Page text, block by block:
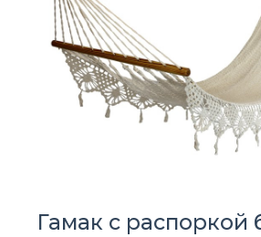
Гамак с распоркой